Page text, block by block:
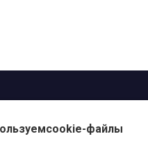
cookie-файлы